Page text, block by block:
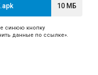
10 МБ
синюю кнопку
данные по ссылке».